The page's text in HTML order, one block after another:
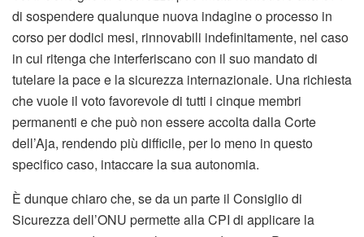
di sospendere qualunque nuova indagine o processo in
corso per dodici mesi, rinnovabili indefinitamente, nel caso
in cui ritenga che interferiscano con il suo mandato di
tutelare la pace e la sicurezza internazionale. Una richiesta
che vuole il voto favorevole di tutti i cinque membri
permanenti e che può non essere accolta dalla Corte
dell’Aja, rendendo più difficile, per lo meno in questo
specifico caso, intaccare la sua autonomia.
È dunque chiaro che, se da un parte il Consiglio di
Sicurezza dell’ONU permette alla CPI di applicare la